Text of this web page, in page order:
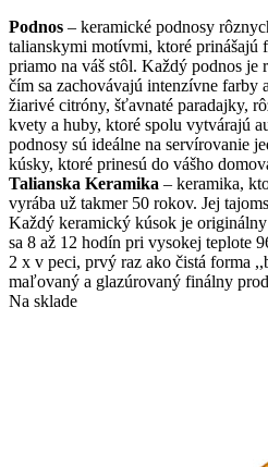
produktu.
Podnos – keramické podnosy
talianskymi motívmi, ktoré prinášajú
priamo na váš stôl. Každý podnos je
čím sa zachovávajú intenzívne
žiarivé citróny, šťavnaté paradajky,
kvety a huby, ktoré spolu vytvárajú
podnosy sú ideálne na servírovanie
kúsky, ktoré prinesú do vášho
Talianska Keramika – keramika,
vyrába už takmer 50 rokov. Jej
Každý keramický kúsok je
sa 8 až 12 hodín pri vysokej teplote
2 x v peci, prvý raz ako čistá forma
maľovaný a glazúrovaný finálny
Na sklade